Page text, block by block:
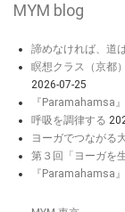
MYM blog
諦めなければ、道
瞑想クラス（京都
2026-07-25
『Paramahamsa
呼吸を調律する
ヨーガでつながる
第３回「ヨーガを
『Paramahamsa